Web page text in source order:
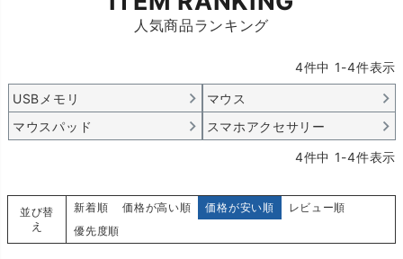
人気商品ランキング
4件中 1-4件表示
USBメモリ
マウス
マウスパッド
スマホアクセサリー
4件中 1-4件表示
並び替
え
新着順 価格が高い順 価格が安い順
レビュー順
優先度順